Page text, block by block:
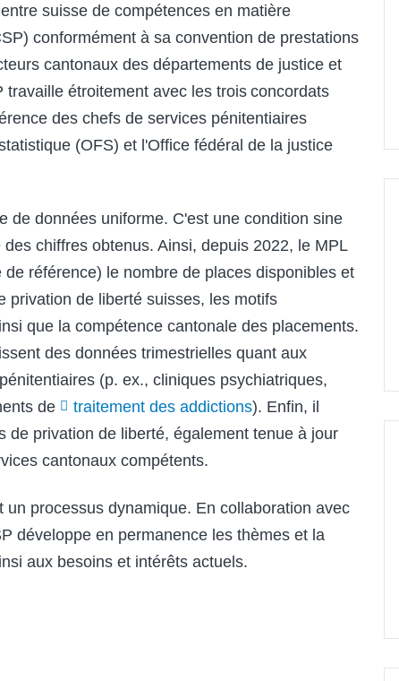
suisse de compétences en matière
conformément à sa convention de prestations
cantonaux des départements de justice et
étroitement avec les trois concordats
des chefs de services pénitentiaires
(OFS) et l'Office fédéral de la justice
de données uniforme. C'est une condition sine
chiffres obtenus. Ainsi, depuis 2022, le MPL
référence) le nombre de places disponibles et
privation de liberté suisses, les motifs
que la compétence cantonale des placements.
des données trimestrielles quant aux
(p. ex., cliniques psychiatriques,
de
traitement des addictions). Enfin, il
de privation de liberté, également tenue à jour
cantonaux compétents.
processus dynamique. En collaboration avec
développe en permanence les thèmes et la
aux besoins et intérêts actuels.